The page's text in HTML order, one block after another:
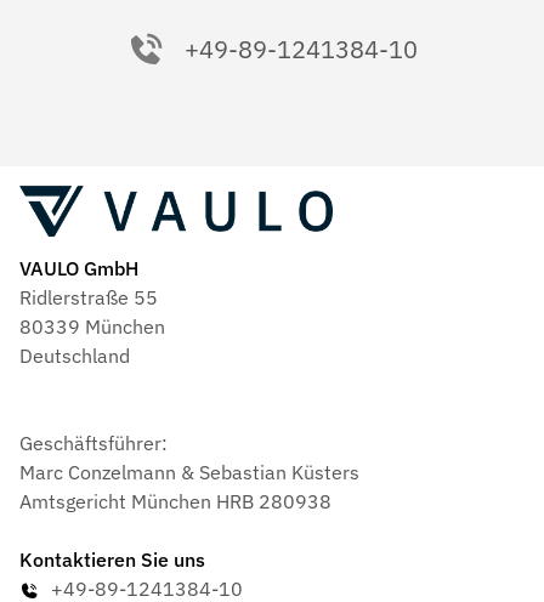
+49-89-1241384-10
VAULO GmbH
Ridlerstraße 55
80339 München
Deutschland
Geschäftsführer:
Marc Conzelmann & Sebastian Küsters
Amtsgericht München HRB 280938
Kontaktieren Sie uns
+49-89-1241384-10